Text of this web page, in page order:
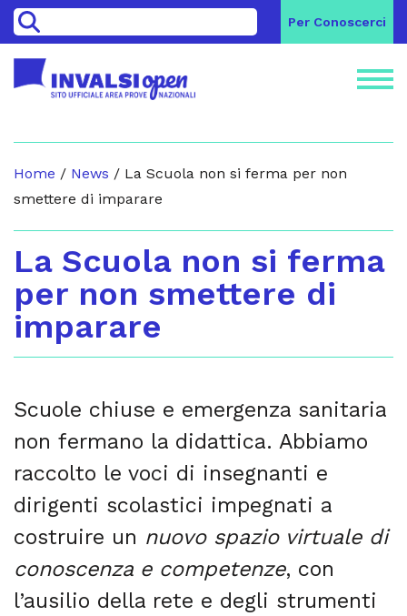
> Per Conoscerci
Home / News / La Scuola non si ferma per non
smettere di imparare
La Scuola non si ferma
per non smettere di
imparare
Scuole chiuse e emergenza sanitaria
non fermano la didattica. Abbiamo
raccolto le voci di insegnanti e
dirigenti scolastici impegnati a
costruire un nuovo spazio virtuale di
conoscenza e competenze, con
l’ausilio della rete e degli strumenti